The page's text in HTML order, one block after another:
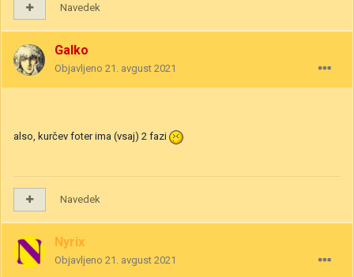
Navedek
Galko
Objavljeno 21. avgust 2021
also, kurčev foter ima (vsaj) 2 fazi
Navedek
Nyrix
Objavljeno 21. avgust 2021